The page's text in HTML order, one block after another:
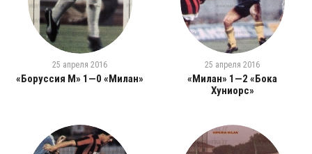
25 апреля 2016
«Боруссия М» 1—0 «Милан»
25 апреля 2016
«Милан» 1—2 «Бока
Хуниорс»